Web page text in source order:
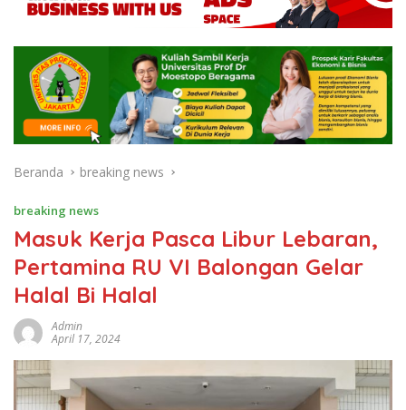
Beranda breaking news
breaking news
Masuk Kerja Pasca Libur Lebaran,
Pertamina RU VI Balongan Gelar
Halal Bi Halal
Admin
April 17, 2024